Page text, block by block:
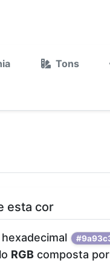
Tons
esta cor
RGB composta